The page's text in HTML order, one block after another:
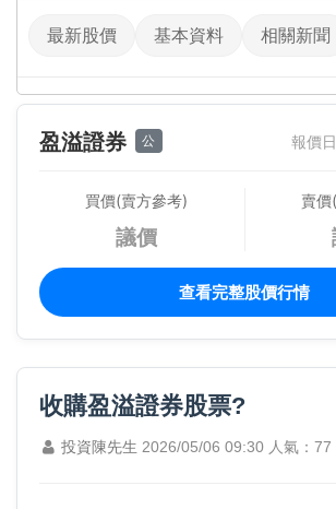
最新股價 基本資料 相關新聞
盈溢證券 公 報價
買價(賣方參考)
議價
賣價
查看完整股價行情
收購盈溢證券股票?
投資陳先生 2026/05/06 09:30 人氣：77